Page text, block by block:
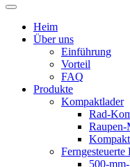
Heim
Über uns
Einführung
Vorteil
FAQ
Produkte
Kompaktlader
Rad-
Ferngesteuerte
500-